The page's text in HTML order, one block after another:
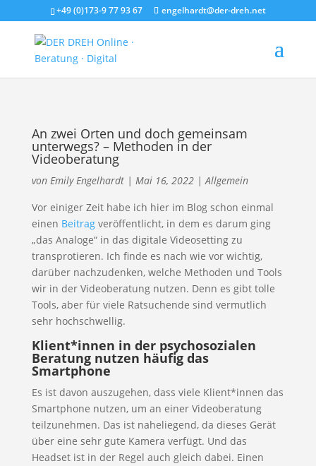
+49 (0)173-9 77 93 67 engelhardt@der-dreh.net
An zwei Orten und doch gemeinsam
unterwegs? – Methoden in der
Videoberatung
von Emily Engelhardt| Mai 16, 2022|Allgemein
Vor einiger Zeit habe ich hier im Blog schon einmal
einen Beitragveröffentlicht, in dem es darum ging
„das Analoge“ in das digitale Videosetting zu
transprotieren. Ich finde es nach wie vor wichtig,
darüber nachzudenken, welche Methoden und Tools
wir in der Videoberatung nutzen. Denn es gibt tolle
Tools, aber für viele Ratsuchende sind vermutlich
sehr hochschwellig.
Klient*innen in der psychosozialen
Beratung nutzen häufig das
Smartphone
Es ist davon auszugehen, dass viele Klient*innen das
Smartphone nutzen, um an einer Videoberatung
teilzunehmen. Das ist naheliegend, da dieses Gerät
über eine sehr gute Kamera verfügt. Und das
Headset ist in der Regel auch gleich dabei. Einen